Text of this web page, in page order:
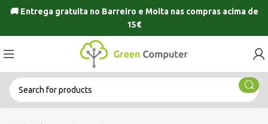
🚚 Entrega gratuita no Barreiro e Moitanas compras acima de
15€